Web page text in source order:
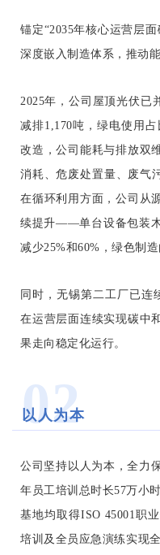
锚定“2035年核心运营层
深度嵌入制造体系，推动
2025年，公司屋顶光伏已
减排1,170吨，绿电使用
改造，公司能耗与排放双
消耗、危废处置量、废气
在循环利用方面，公司从
续提升——单台设备包装木
减少25%和60%，绿色制造
同时，无锡第二工厂已连
在运营层面连续实现碳中
果走向稳定化运行。
02
以人为本
公司坚持以人为本，全力
年员工培训总时长57万小
基地均取得ISO 45001职
培训及全员应急演练实现